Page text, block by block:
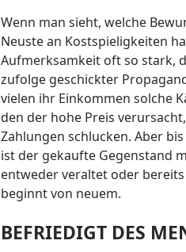
Wenn man sieht, welche
Neuste an Kostspieligkeiten
Aufmerksamkeit oft so stark,
zufolge geschickter
vielen ihr Einkommen solche
den der hohe Preis
Zahlungen schlucken. Aber
ist der gekaufte Gegenstand
entweder veraltet oder
beginnt von neuem.
BEFRIEDIGT DES